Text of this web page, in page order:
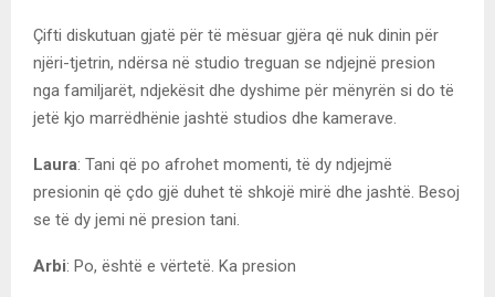
Çifti diskutuan gjatë për të mësuar gjëra që nuk dinin për
njëri-tjetrin, ndërsa në studio treguan se ndjejnë presion
nga familjarët, ndjekësit dhe dyshime për mënyrën si do të
jetë kjo marrëdhënie jashtë studios dhe kamerave.
Laura: Tani që po afrohet momenti, të dy ndjejmë
presionin që çdo gjë duhet të shkojë mirë dhe jashtë. Besoj
se të dy jemi në presion tani.
Arbi: Po, është e vërtetë. Ka presion